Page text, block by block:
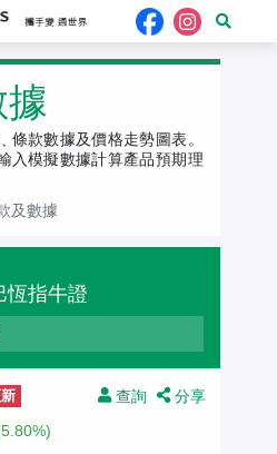
條款數據及價格走勢圖表。
入模擬數據計算產品預期理
及數據
恆指牛證
查詢 分享